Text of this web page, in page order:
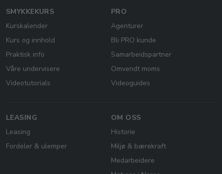
SMYKKEKURS
Kurskalender
Kurs og innhold
Praktisk info
Våre undervisere
Videotutorials
PRO
Agenturer
Bli PRO kunde
Samarbeidspartner
Omvendt moms
Videoguides
LEASING
Leasing
Fordeler & ulemper
OM OSS
Historie
Miljø & bærekraft
Medarbeidere